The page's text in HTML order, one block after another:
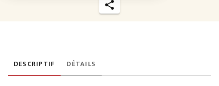
DESCRIPTIF DÉTAILS